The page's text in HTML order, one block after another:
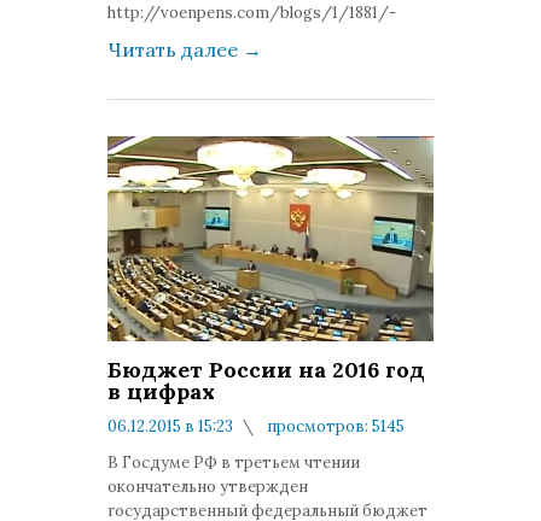
http://voenpens.com/blogs/1/1881/-
Читать далее →
Бюджет России на 2016 год
в цифрах
06.12.2015 в 15:23
просмотров: 5145
В Госдуме РФ в третьем чтении
окончательно утвержден
государственный федеральный бюджет